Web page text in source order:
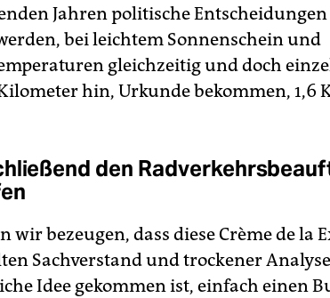
Jahren politische
bei leichtem Sonnenschein und
gleichzeitig und doch
hin, Urkunde bekommen, 1,6
den
wir bezeugen, dass diese Crème de la
Sachverstand und trockener
Idee gekommen ist, einfach einen